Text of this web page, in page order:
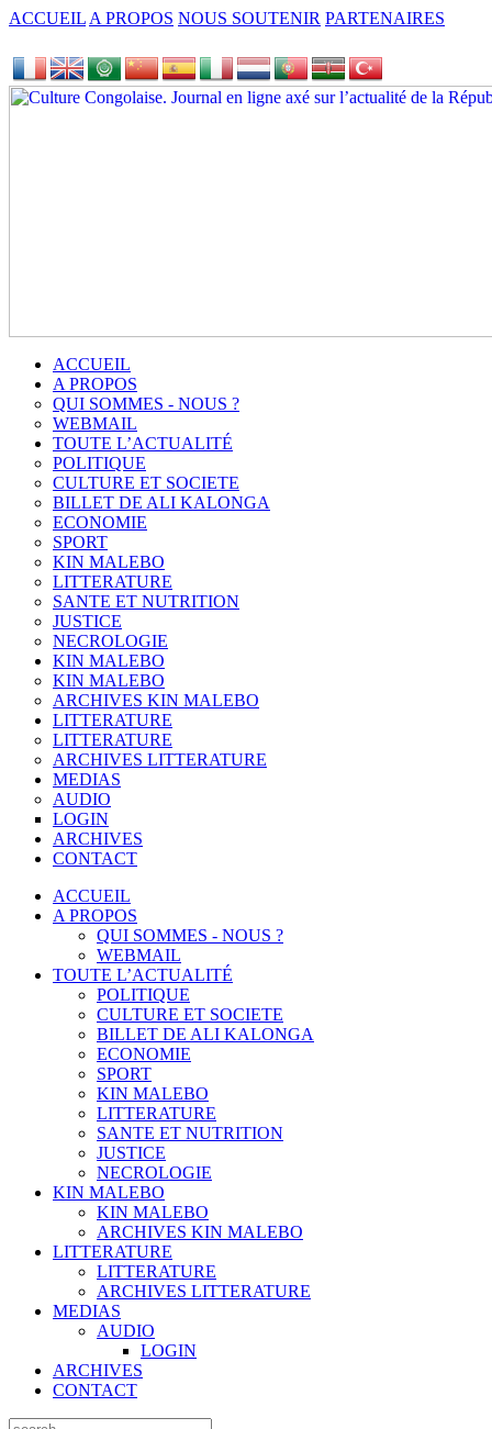
ACCUEIL A PROPOS NOUS SOUTENIR PARTENAIRES
ACCUEIL
A PROPOS
QUI SOMMES - NOUS ?
WEBMAIL
TOUTE L’ACTUALITÉ
POLITIQUE
CULTURE ET SOCIETE
BILLET DE ALI KALONGA
ECONOMIE
SPORT
KIN MALEBO
LITTERATURE
SANTE ET NUTRITION
JUSTICE
NECROLOGIE
KIN MALEBO
KIN MALEBO
ARCHIVES KIN MALEBO
LITTERATURE
LITTERATURE
ARCHIVES LITTERATURE
MEDIAS
AUDIO
LOGIN
ARCHIVES
CONTACT
ACCUEIL
A PROPOS
QUI SOMMES - NOUS ?
WEBMAIL
TOUTE L’ACTUALITÉ
POLITIQUE
CULTURE ET SOCIETE
BILLET DE ALI KALONGA
ECONOMIE
SPORT
KIN MALEBO
LITTERATURE
SANTE ET NUTRITION
JUSTICE
NECROLOGIE
KIN MALEBO
KIN MALEBO
ARCHIVES KIN MALEBO
LITTERATURE
LITTERATURE
ARCHIVES LITTERATURE
MEDIAS
AUDIO
LOGIN
ARCHIVES
CONTACT